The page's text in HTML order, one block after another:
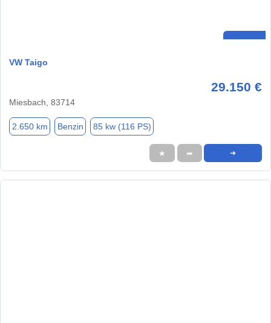
VW Taigo
29.150 €
Miesbach, 83714
2.650 km Benzin 85 kw (116 PS)
★ ➦ ➜